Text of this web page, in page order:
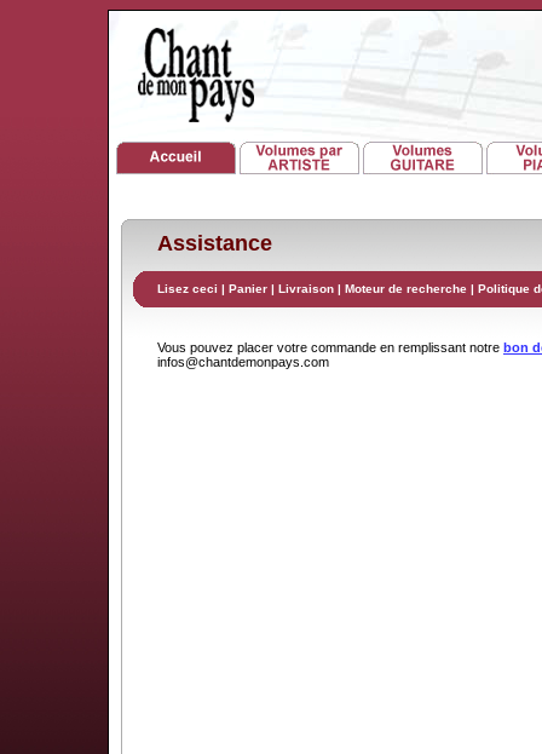
Assistance
Lisez ceci | Panier | Livraison | Moteur de recherche | Politique
Vous pouvez placer votre commande en remplissant notre bon
infos@chantdemonpays.com